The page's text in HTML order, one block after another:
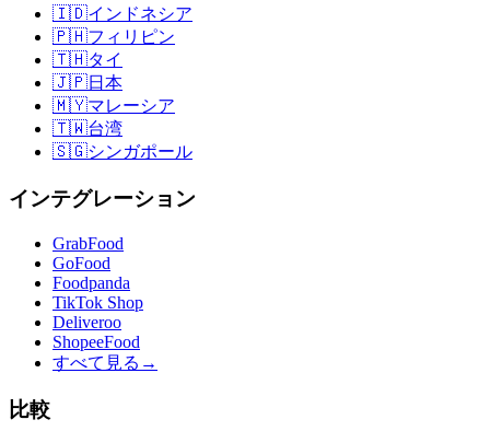
🇮🇩インドネシア
🇵🇭フィリピン
🇹🇭タイ
🇯🇵日本
🇲🇾マレーシア
🇹🇼台湾
🇸🇬シンガポール
インテグレーション
GrabFood
GoFood
Foodpanda
TikTok Shop
Deliveroo
ShopeeFood
すべて見る →
比較